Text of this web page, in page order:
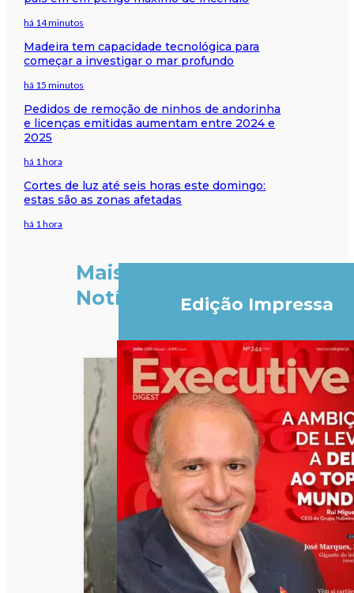
há 14 minutos
Madeira tem capacidade tecnológica para
começar a investigar o mar profundo
há 15 minutos
Pedidos de remoção de ninhos de andorinha
e licenças emitidas aumentam entre 2024 e
2025
há 1 hora
Cortes de luz até seis horas este domingo:
estas são as zonas afetadas
há 1 hora
Mais
Notícias
Edição Impressa